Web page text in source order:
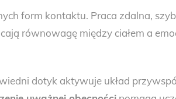
form kontaktu. Praca zdalna,
równowagę między ciałem a
dotyk aktywuje układ